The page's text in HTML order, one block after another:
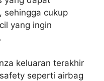
sehingga cukup
yang ingin
keluaran terakhir
seperti airbag